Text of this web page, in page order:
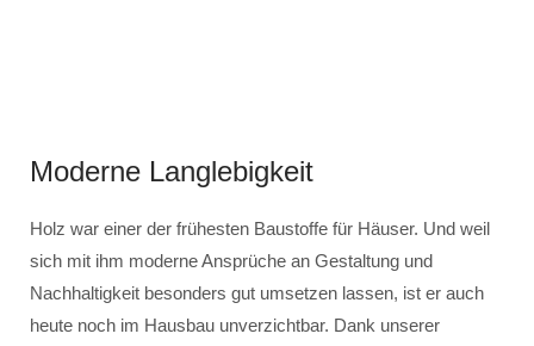
Moderne Langlebigkeit
Holz war einer der frühesten Baustoffe für Häuser. Und weil
sich mit ihm moderne Ansprüche an Gestaltung und
Nachhaltigkeit besonders gut umsetzen lassen, ist er auch
heute noch im Hausbau unverzichtbar. Dank unserer